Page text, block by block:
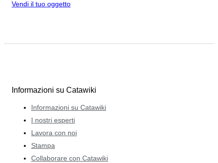
Vendi il tuo oggetto
Informazioni su Catawiki
Informazioni su Catawiki
I nostri esperti
Lavora con noi
Stampa
Collaborare con Catawiki